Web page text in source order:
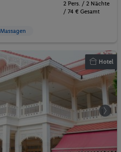
2 Pers. / 2 Nächte
/ 74 € Gesamt
Massagen
Hotel